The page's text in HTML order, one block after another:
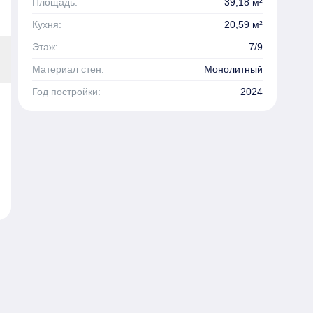
Кухня:
20,59 м²
Этаж:
7/9
Материал стен:
Монолитный
Год постройки:
2024